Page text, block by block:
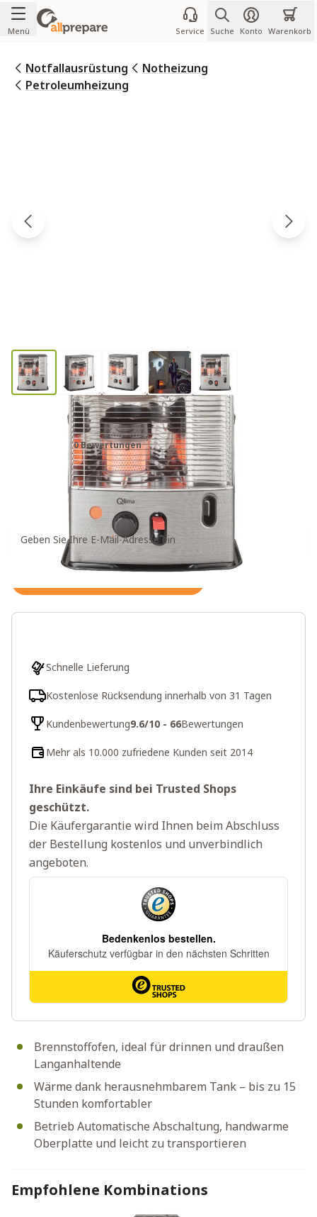
Zum Inhalt springen
Menü Service Suche Konto Warenkorb
Notfallausrüstung
Notheizung
Petroleumheizung
Qlima R 7227S TC-2
0 Bewertungen
Benachrichtigung bei wieder verfügbarem Artikel
Brennstoffofen, ideal für drinnen und draußen
Langanhaltende
Wärme dank herausnehmbarem Tank – bis zu 15
Stunden komfortabler
Betrieb Automatische Abschaltung, handwarme
Oberplatte und leicht zu transportieren
Schnelle Lieferung
Kostenlose Rücksendung innerhalb von 31 Tagen
Kundenbewertung9.6/10 - 66Bewertungen
Mehr als 10.000 zufriedene Kunden seit 2014
Ihre Einkäufe sind bei Trusted Shops
geschützt.
Die Käufergarantie wird Ihnen beim Abschluss
der Bestellung kostenlos und unverbindlich
angeboten.
Empfohlene Kombinations